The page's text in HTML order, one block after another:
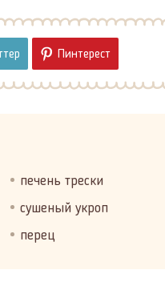
Пинтерест
печень трески
сушеный укроп
перец